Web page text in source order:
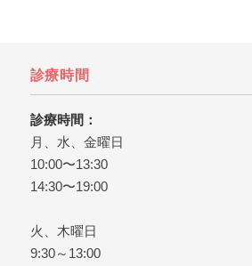
知っておきたいことを解説
日本橋で歯医者をお探しな
ら、日本橋グリーン歯科ま
でどうぞ。
診療時間
診療時間：
月、水、金曜日
10:00〜13:30
14:30〜19:00
火、木曜日
9:30～13:00